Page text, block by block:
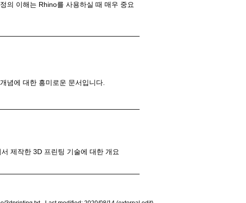
의 이해는 Rhino를 사용하실 때 매우 중요
념에 대한 흥미로운 문서입니다.
제작한 3D 프린팅 기술에 대한 개요